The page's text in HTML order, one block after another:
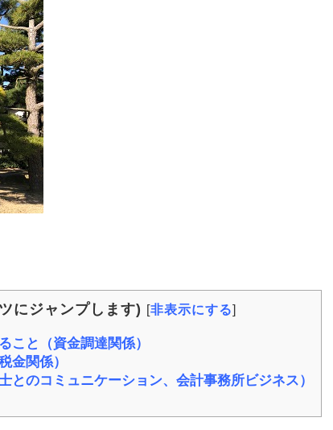
にジャンプします) [非表示にする]
こと（資金調達関係）
金関係）
のコミュニケーション、会計事務所ビジネス）